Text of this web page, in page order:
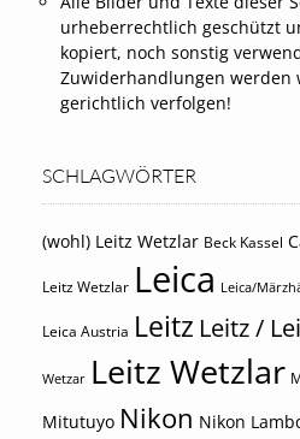
urheberrechtlich geschützt
kopiert, noch sonstig
Zuwiderhandlungen werden
gerichtlich verfolgen!
SCHLAGWÖRTER
(wohl) Leitz Wetzlar Beck Kassel
Leitz Wetzlar Leica Leica/
Leica Austria Leitz Leitz /
Wetzar Leitz Wetzlar
Mitutuyo Nikon Nikon